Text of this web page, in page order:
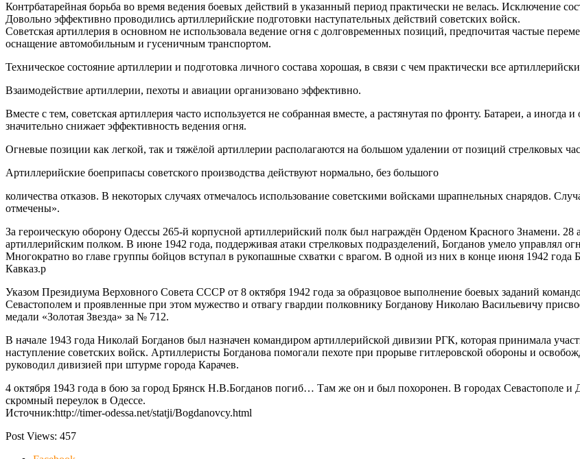
Контрбатарейная борьба во время ведения боевых действий в указанный период практически не велась. Исключение
Довольно эффективно проводились артиллерийские подготовки наступательных действий советских войск.
Советская артиллерия в основном не использовала ведение огня с долговременных позиций, предпочитая частые
оснащение автомобильным и гусеничным транспортом.
Техническое состояние артиллерии и подготовка личного состава хорошая, в связи с чем практически все
Взаимодействие артиллерии, пехоты и авиации организовано эффективно.
Вместе с тем, советская артиллерия часто используется не собранная вместе, а растянутая по фронту. Батареи, а
значительно снижает эффективность ведения огня.
Огневые позиции как легкой, так и тяжёлой артиллерии располагаются на большом удалении от позиций стрелковых
Артиллерийские боеприпасы советского производства действуют нормально, без большого
количества отказов. В некоторых случаях отмечалось использование советскими войсками шрапнельных снарядов.
отмечены».
За героическую оборону Одессы 265-й корпусной артиллерийский полк был награждён Орденом Красного Знамени. 28
артиллерийским полком. В июне 1942 года, поддерживая атаки стрелковых подразделений, Богданов умело управлял
Многократно во главе группы бойцов вступал в рукопашные схватки с врагом. В одной из них в конце июня 1942 года
Кавказ.р
Указом Президиума Верховного Совета СССР от 8 октября 1942 года за образцовое выполнение боевых заданий
Севастополем и проявленные при этом мужество и отвагу гвардии полковнику Богданову Николаю Васильевичу
медали «Золотая Звезда» за № 712.
В начале 1943 года Николай Богданов был назначен командиром артиллерийской дивизии РГК, которая принимала
наступление советских войск. Артиллеристы Богданова помогали пехоте при прорыве гитлеровской обороны и
руководил дивизией при штурме города Карачев.
4 октября 1943 года в бою за город Брянск Н.В.Богданов погиб… Там же он и был похоронен. В городах Севастополе
скромный переулок в Одессе.
Источник:http://timer-odessa.net/statji/Bogdanovcy.html
Post Views: 457